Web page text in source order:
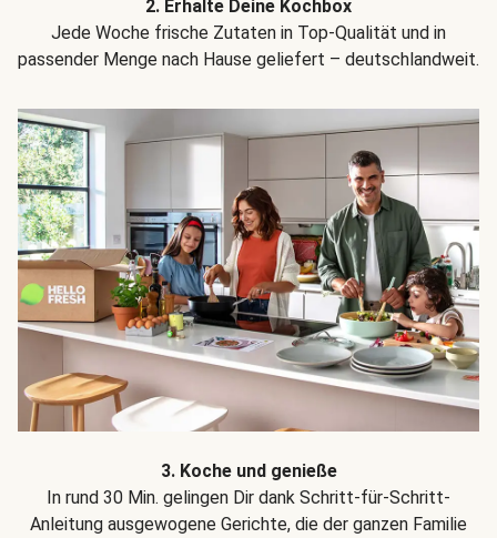
2. Erhalte Deine Kochbox
Jede Woche frische Zutaten in Top-Qualität und in
passender Menge nach Hause geliefert – deutschlandweit.
3. Koche und genieße
In rund 30 Min. gelingen Dir dank Schritt-für-Schritt-
Anleitung ausgewogene Gerichte, die der ganzen Familie